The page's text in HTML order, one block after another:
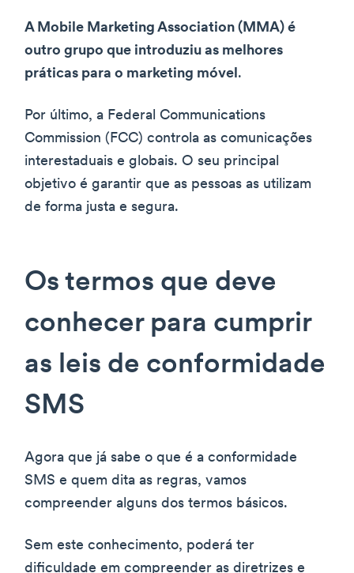
A Mobile Marketing Association (MMA) é
outro grupo que introduziu as melhores
práticas para o marketing móvel.
Por último, a Federal Communications
Commission (FCC) controla as comunicações
interestaduais e globais. O seu principal
objetivo é garantir que as pessoas as utilizam
de forma justa e segura.
Os termos que deve
conhecer para cumprir
as leis de conformidade
SMS
Agora que já sabe o que é a conformidade
SMS e quem dita as regras, vamos
compreender alguns dos termos básicos.
Sem este conhecimento, poderá ter
dificuldade em compreender as diretrizes e